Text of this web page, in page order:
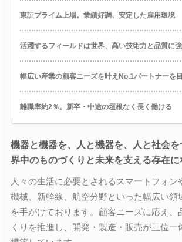
東証プライム上場。業績好調、安定した雇用環境
活躍するフィールドは世界、高い技術力と品質に
幅広い産業の顧客ニーズを叶えNo.1パートナーを
離職率約2％。新卒・中途の垣根なく長く働ける
機器と機器を、人と機器を、人と社会
界中のものづくりと未来を支える存在
人々の生活に必要とされるスマートフォン
機械、新幹線、航空分野といった幅広い領
を手がけております。顧客ニーズに応え、
くりを推進し、開発・製造・販売が三位一